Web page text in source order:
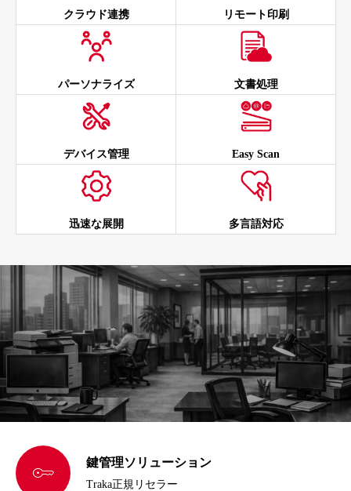
クラウド連携 リモート印刷
パーソナライズ 文書処理
デバイス管理 Easy Scan
迅速な展開 多言語対応
 鍵管理ソリューション
Traka正規リセラー